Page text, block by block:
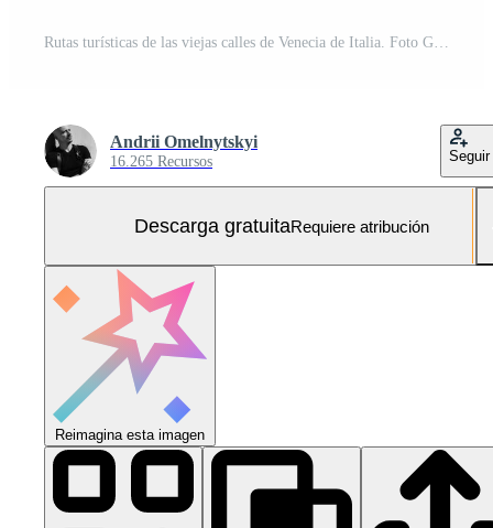
Rutas turísticas de las viejas calles de Venecia de Italia. Foto Gratis
Andrii Omelnytskyi
16.265 Recursos Seguir
Descarga gratuitaRequiere atribución
Reimagina esta imagen